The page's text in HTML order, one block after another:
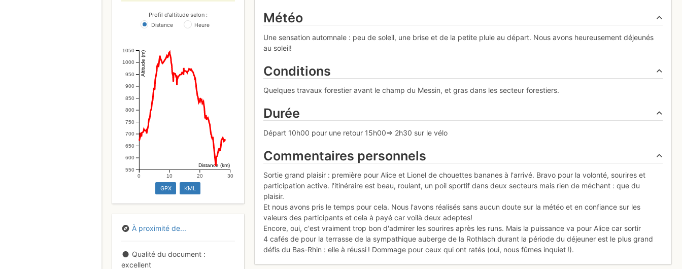
Profil d'altitude selon :
Distance Heure
550
600
650
700
750
800
850
900
950
1000
1050 Altitude (m)
0 10 20 30
Distance (km)
GPX KML
À proximité de...
Qualité du document
excellent
Météo
Une sensation automnale : peu de soleil, une brise et de la petite pluie au départ. Nous avons heureusement déjeunés
au soleil!
Conditions
Quelques travaux forestier avant le champ du Messin, et gras dans les secteur forestiers.
Durée
Départ 10h00 pour une retour 15h00=> 2h30 sur le vélo
Commentaires personnels
Sortie grand plaisir : première pour Alice et Lionel de chouettes bananes à l'arrivé. Bravo pour la volonté, sourires et
participation active. l'itinéraire est beau, roulant, un poil sportif dans deux secteurs mais rien de méchant : que du
plaisir.
Et nous avons pris le temps pour cela. Nous l'avons réalisés sans aucun doute sur la météo et en confiance sur les
valeurs des participants et cela à payé car voilà deux adeptes!
Encore, oui, c'est vraiment trop bon d'admirer les sourires après les runs. Mais la puissance va pour Alice car sortir
4 cafés de pour la terrasse de la sympathique auberge de la Rothlach durant la période du déjeuner est le plus grand
défis du Bas-Rhin : elle à réussi ! Dommage pour ceux qui ont ratés (oui, nous fûmes inquiet !).